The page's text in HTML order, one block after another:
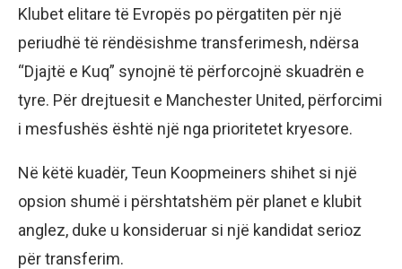
Klubet elitare të Evropës po përgatiten për një
periudhë të rëndësishme transferimesh, ndërsa
“Djajtë e Kuq” synojnë të përforcojnë skuadrën e
tyre. Për drejtuesit e Manchester United, përforcimi
i mesfushës është një nga prioritetet kryesore.
Në këtë kuadër, Teun Koopmeiners shihet si një
opsion shumë i përshtatshëm për planet e klubit
anglez, duke u konsideruar si një kandidat serioz
për transferim.